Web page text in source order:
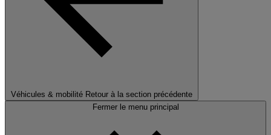
Véhicules & mobilité Retour à la section précédente
Fermer le menu principal